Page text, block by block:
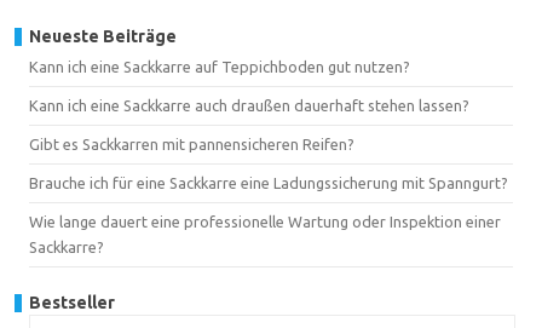
Neueste Beiträge
Kann ich eine Sackkarre auf Teppichboden gut nutzen?
Kann ich eine Sackkarre auch draußen dauerhaft stehen lassen?
Gibt es Sackkarren mit pannensicheren Reifen?
Brauche ich für eine Sackkarre eine Ladungssicherung mit Spanngurt?
Wie lange dauert eine professionelle Wartung oder Inspektion einer
Sackkarre?
Bestseller